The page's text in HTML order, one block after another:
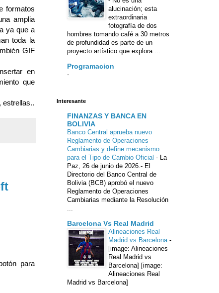
formatos
amplia
ya que a
toda la
GIF
en
que
estrellas..
para
alucinación; esta
extraordinaria
fotografía de dos
hombres tomando café a 30 metros
de profundidad es parte de un
proyecto artístico que explora ...
Programacion
-
Interesante
FINANZAS Y BANCA EN
BOLIVIA
Banco Central aprueba nuevo
Reglamento de Operaciones
Cambiarias y define mecanismo
para el Tipo de Cambio Oficial - La
Paz, 26 de junio de 2026.- El
Directorio del Banco Central de
Bolivia (BCB) aprobó el nuevo
Reglamento de Operaciones
Cambiarias mediante la Resolución
...
Barcelona Vs Real Madrid
Alineaciones Real
Madrid vs Barcelona -
[image: Alineaciones
Real Madrid vs
Barcelona] [image:
Alineaciones Real
Madrid vs Barcelona]